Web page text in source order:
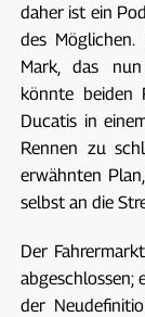
daher ist ein
des
Mark, das
könnte beiden
Ducatis in
Rennen zu
erwähnten
selbst an die
Der
abgeschlossen;
der